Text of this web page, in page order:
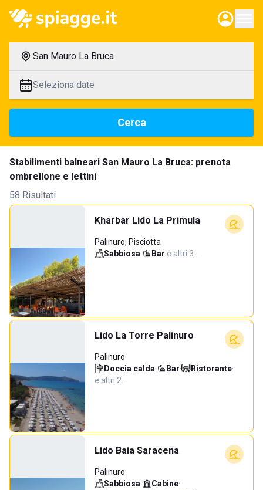
San Mauro La Bruca
Seleziona date
Cerca
Stabilimenti balneari San Mauro La Bruca: prenota
ombrellone e lettini
58 Risultati
Kharbar Lido La Primula
Palinuro, Pisciotta
Sabbiosa· Bar·e altri 3…
Lido La Torre Palinuro
Palinuro
Doccia calda· Bar· Ristorante·
e altri 2…
Lido Baia Saracena
Palinuro
Sabbiosa· Cabine·